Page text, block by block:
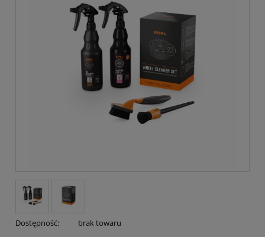
Dostępność: brak towaru